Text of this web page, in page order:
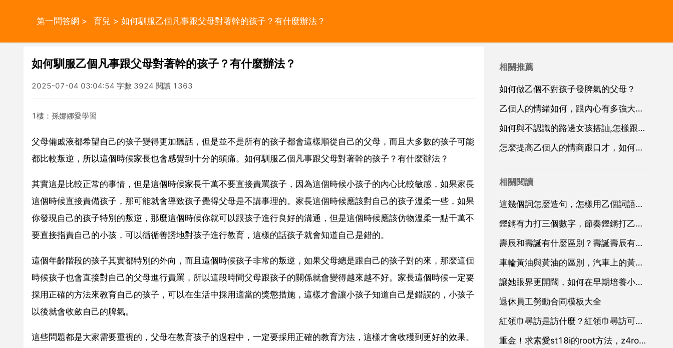
第一問答網 > 育兒 > 如何馴服乙個凡事跟父母對著幹的孩子？有什麼辦法？
如何馴服乙個凡事跟父母對著幹的孩子？有什麼辦法？
2025-07-04 03:04:54 字數 3924 閱讀 1363
1樓：孫娜娜愛學習
父母備戚液都希望自己的孩子變得更加聽話，但是並不是所有的孩子都會這樣順從自己的父母，而且大多數的孩子可能
都比較叛逆，所以這個時候家長也會感覺到十分的頭痛。如何馴服乙個凡事跟父母對著幹的孩子？有什麼辦法？
其實這是比較正常的事情，但是這個時候家長千萬不要直接責罵孩子，因為這個時候小孩子的內心比較敏感，如果家長
這個時候直接責備孩子，那可能就會導致孩子覺得父母是不講事理的。家長這個時候應該對自己的孩子溫柔一些，如果
你發現自己的孩子特別的叛逆，那麼這個時候你就可以跟孩子進行良好的溝通，但是這個時候應該仿物溫柔一點千萬不
要直接指責自己的小孩，可以循循善誘地對孩子進行教育，這樣的話孩子就會知道自己是錯的。
這個年齡階段的孩子其實都特別的外向，而且這個時候孩子非常的叛逆，如果父母總是跟自己的孩子對的來，那麼這個
時候孩子也會直接對自己的父母進行責罵，所以這段時間父母跟孩子的關係就會變得越來越不好。家長這個時候一定要
採用正確的方法來教育自己的孩子，可以在生活中採用適當的獎懲措施，這樣才會讓小孩子知道自己是錯誤的，小孩子
以後就會收斂自己的脾氣。
這些問題都是大家需要重視的，父母在教育孩子的過程中，一定要採用正確的教育方法，這樣才會收穫到更好的效果。
相關推薦
如何做乙個不對孩子發脾氣的父母？
乙個人的情緒如何，跟內心有多強大有關係嗎？
如何與不認識的路邊女孩搭訕,怎樣跟乙個不認識但一眼就喜歡上的女生搭訕
怎麼提高乙個人的情商跟口才，如何提公升口才和情商
相關閱讀
這幾個詞怎麼造句，怎樣用乙個詞語造句？
鏗鏘有力打三個數字，節奏鏗鏘打乙個數字
壽辰和壽誕有什麼區別？壽誕壽辰有什麼區別
車輪黃油與黃油的區別，汽車上的黃油是什麼油？
讓她眼界更開闊，如何在早期培養小孩的情商？
退休員工勞動合同模板大全
紅領巾尋訪是訪什麼？紅領巾尋訪可以去哪裡尋訪
重金！求索愛st18i的root方法，z4root,和Universal Androot都不行